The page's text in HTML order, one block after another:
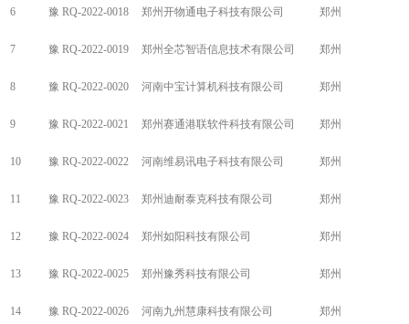
6 豫 RQ-2022-0018 郑州开物通电子科技有限公司 郑州
7 豫 RQ-2022-0019 郑州全芯智语信息技术有限公司 郑州
8 豫 RQ-2022-0020 河南中宝计算机科技有限公司 郑州
9 豫 RQ-2022-0021 郑州赛通港联软件科技有限公司 郑州
10 豫 RQ-2022-0022 河南维易讯电子科技有限公司 郑州
11 豫 RQ-2022-0023 郑州迪耐泰克科技有限公司 郑州
12 豫 RQ-2022-0024 郑州如阳科技有限公司 郑州
13 豫 RQ-2022-0025 郑州豫秀科技有限公司 郑州
14 豫 RQ-2022-0026 河南九州慧康科技有限公司 郑州